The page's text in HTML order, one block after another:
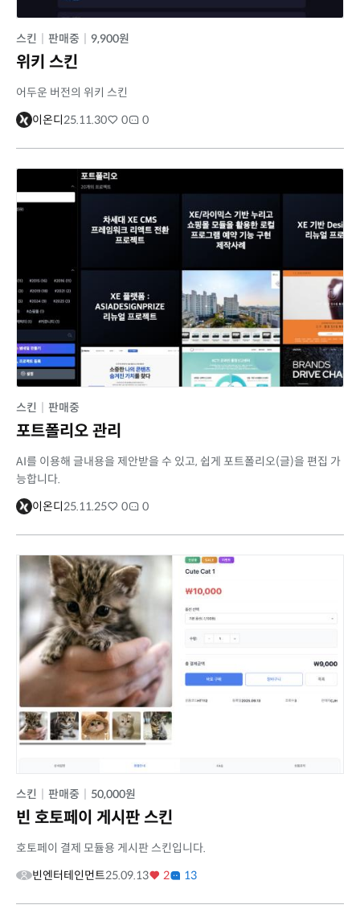
스킨 판매중 9,900원
위키 스킨
어두운 버전의 위키 스킨
이온디 25.11.30 0 0
스킨 판매중
포트폴리오 관리
AI를 이용해 글내용을 제안받을 수 있고, 쉽게 포트폴리오(글)을 편집 가
능합니다.
이온디25.11.25 0 0
스킨 판매중 50,000원
빈 호토페이 게시판 스킨
호토페이 결제 모듈용 게시판 스킨입니다.
빈엔터테인먼트25.09.13 2 13